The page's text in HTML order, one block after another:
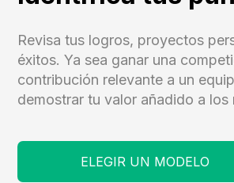
Revisa tus logros, proyectos
éxitos. Ya sea ganar una
contribución relevante a un
demostrar tu valor añadido a los
ELEGIR UN MODELO